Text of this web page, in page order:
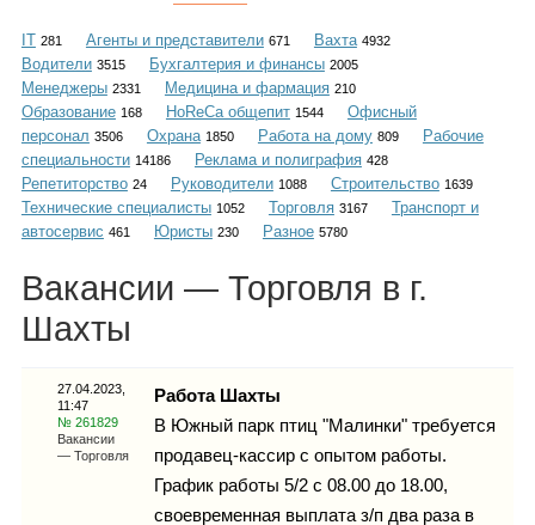
Объявления
Каталог
Инфо
IT 281 Агенты и представители 671 Вахта 4932
Водители 3515 Бухгалтерия и финансы 2005
Менеджеры 2331 Медицина и фармация 210
Образование 168 HoReCa общепит 1544
Офисный
персонал 3506 Охрана 1850 Работа на дому 809
Рабочие
специальности 14186 Реклама и полиграфия 428
Репетиторство 24 Руководители 1088 Строительство 1639
Технические специалисты 1052 Торговля 3167
Транспорт и
автосервис 461 Юристы 230 Разное 5780
Вакансии — Торговля в г.
Шахты
27.04.2023,
11:47
№ 261829
Вакансии
— Торговля
Работа Шахты
В Южный парк птиц "Малинки" требуется
продавец-кассир с опытом работы.
График работы 5/2 с 08.00 до 18.00,
своевременная выплата з/п два раза в